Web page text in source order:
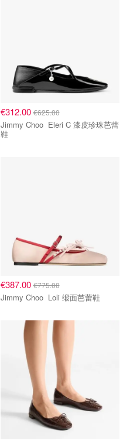
€312.00€625.00
Jimmy Choo Eleri C 漆皮珍珠芭蕾
鞋
€387.00€775.00
Jimmy Choo Loli 缎面芭蕾鞋